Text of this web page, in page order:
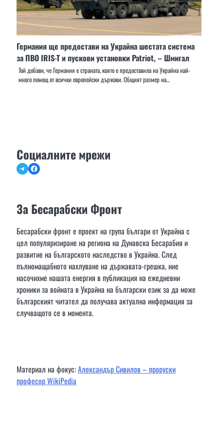
Германия ще предостави на Украйна шестата система
за ПВО IRIS-T и пускови установки Patriot, – Шмигал
Той добави, че Германия е страната, която е предоставила на Украйна най-
много помощ от всички европейски държави. Общият размер на…
Социалните мрежи
TelegramFacebook
За Бесарабски Фронт
Бесарабски фронт е проект на група българи от Украйна с
цел популяризиране на региона на Дунавска Бесарабия и
развитие на българското наследство в Украйна. След
пълномащабното нахлуване на държавата-грешка, ние
насочихме нашата енергия в публикация на ежедневни
хроники за войната в Украйна на български език за да може
българският читател да получава актуална информация за
случващото се в момента.
Материал на фокус:Александър Сивилов – проруски
професор WikiPedia